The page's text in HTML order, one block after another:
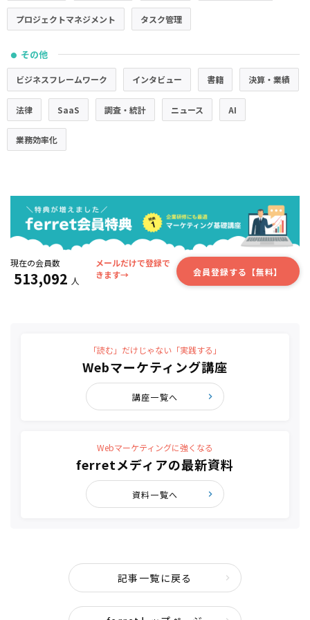
プロジェクトマネジメント タスク管理
● その他
ビジネスフレームワーク インタビュー 書籍 決算・業績
法律 SaaS 調査・統計 ニュース AI
業務効率化
現在の会員数
513,092 人
メールだけで登録で
きます→
会員登録する【無料】
「読む」だけじゃない「実践する」
Webマーケティング講座
講座一覧へ
Webマーケティングに強くなる
ferretメディアの最新資料
資料一覧へ
記事一覧に戻る